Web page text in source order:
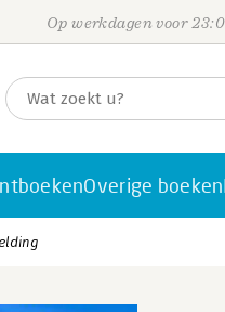
Op werkdagen voor
Overige boeken